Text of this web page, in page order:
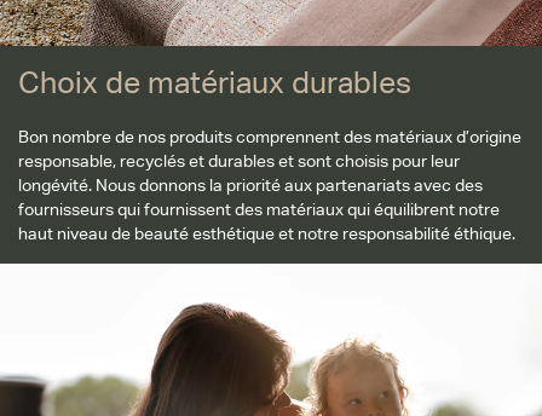
Choix de matériaux durables
Bon nombre de nos produits comprennent des matériaux d’origine
responsable, recyclés et durables et sont choisis pour leur
longévité. Nous donnons la priorité aux partenariats avec des
fournisseurs qui fournissent des matériaux qui équilibrent notre
haut niveau de beauté esthétique et notre responsabilité éthique.